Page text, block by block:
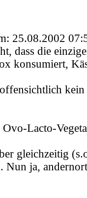
25.08.2002
dass die
konsumiert,
kein
Ovo-Lacto-
gleichzeitig
Nun ja,